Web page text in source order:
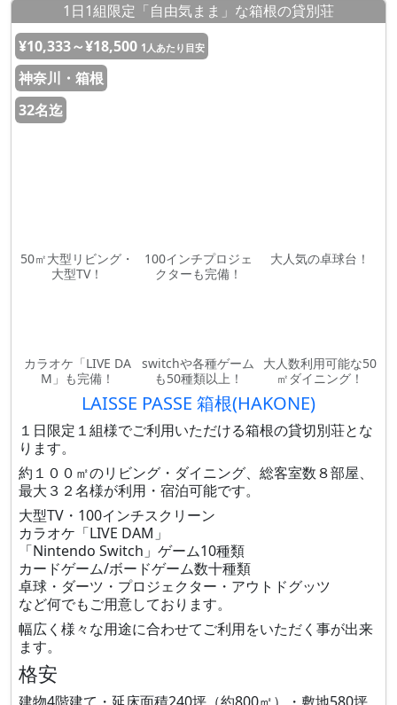
1日1組限定「自由気まま」な箱根の貸別荘
¥10,333～¥18,500 1人あたり目安
神奈川・箱根
32名迄
50㎡大型リビング・
大型TV！
100インチプロジェ
クターも完備！
大人気の卓球台！
カラオケ「LIVE DA
M」も完備！
switchや各種ゲーム
も50種類以上！
大人数利用可能な50
㎡ダイニング！
LAISSE PASSE 箱根(HAKONE)
１日限定１組様でご利用いただける箱根の貸切別荘とな
ります。
約１００㎡のリビング・ダイニング、総客室数８部屋、
最大３２名様が利用・宿泊可能です。
大型TV・100インチスクリーン
カラオケ「LIVE DAM」
「Nintendo Switch」ゲーム10種類
カードゲーム/ボードゲーム数十種類
卓球・ダーツ・プロジェクター・アウトドグッツ
など何でもご用意しております。
幅広く様々な用途に合わせてご利用をいただく事が出来
ます。
格安